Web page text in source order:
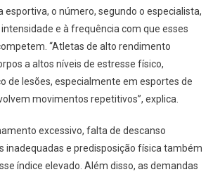
esportiva, o número, segundo o especialista,
e à frequência com que esses
“Atletas de alto rendimento
a altos níveis de estresse físico,
de lesões, especialmente em esportes de
movimentos repetitivos”, explica.
excessivo, falta de descanso
inadequadas e predisposição física também
índice elevado. Além disso, as demandas